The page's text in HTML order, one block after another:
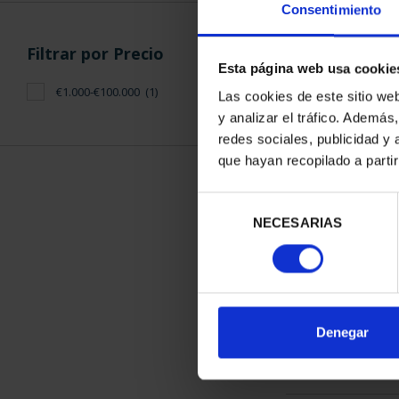
Consentimiento
Esta página web usa
Las cookies de este sitio
y analizar el tráfico.
redes sociales, publicidad y
que hayan recopilado a
consentimiento
NECESARIAS
Denegar
Filtrar por Precio
€1.000-€100.000 (1)
CIUDADES
LA
ORDENAR POR: